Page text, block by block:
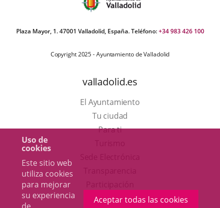
Uso de
cookies
Este sitio web
utiliza cookies
para mejorar
su experiencia
Aceptar todas las cookies
Plaza Mayor, 1. 47001 Valladolid, España. Teléfono:+34 983 426 100
Copyright 2025 - Ayuntamiento de Valladolid
valladolid.es
El Ayuntamiento
Tu ciudad
Para ti
en aplicación